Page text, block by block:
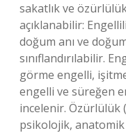
sakatlık ve
açıklanabilir:
doğum anı ve
sınıflandırılabilir.
görme engelli,
engelli ve süreğen
incelenir. Özürlülük
psikolojik, anatomik